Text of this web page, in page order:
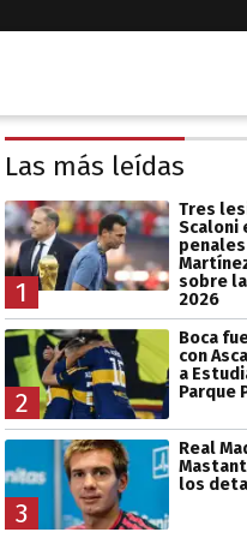
Las más leídas
1
Tres
Scaloni
penales
sobre
2026
2
Boca
con
a
Parque
3
Real
los